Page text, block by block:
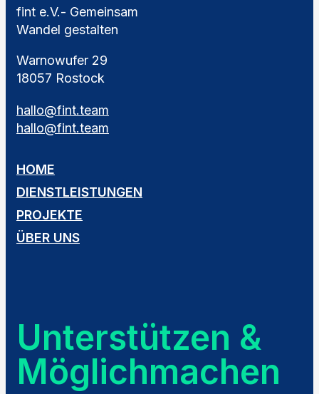
fint e.V.- Gemeinsam
Wandel gestalten
Warnowufer 29
18057 Rostock
hallo@fint.team
hallo@fint.team
HOME
DIENSTLEISTUNGEN
PROJEKTE
ÜBER UNS
Unterstützen &
Möglichmachen